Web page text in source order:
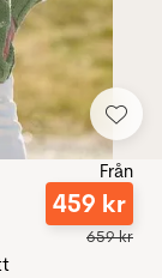
Från
459 kr
659kr